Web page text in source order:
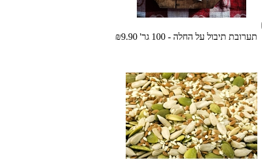
תערובת תיבול על החלה - 100 גר' ₪9.90